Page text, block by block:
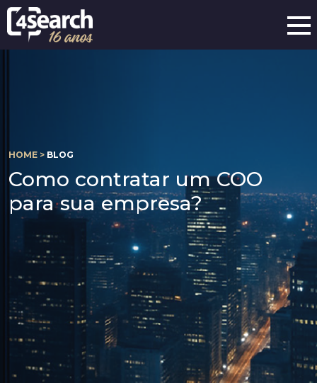
HOME > BLOG
Como contratar um COO
para sua empresa?